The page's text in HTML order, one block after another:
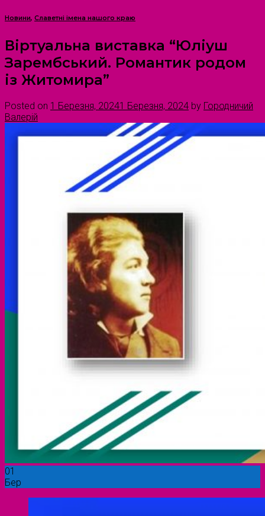
Новини, Славетні імена нашого краю
Віртуальна виставка “Юліуш
Зарембський. Романтик родом
із Житомира”
Posted on 1 Березня, 20241 Березня, 2024 by Городничий
Валерій
01
Бер